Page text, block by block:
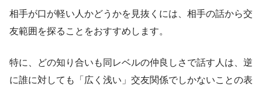
相手が口が軽い人かどうかを見抜くには、相手の話から交
友範囲を探ることをおすすめします。
特に、どの知り合いも同レベルの仲良しさで話す人は、逆
に誰に対しても「広く浅い」交友関係でしかないことの表